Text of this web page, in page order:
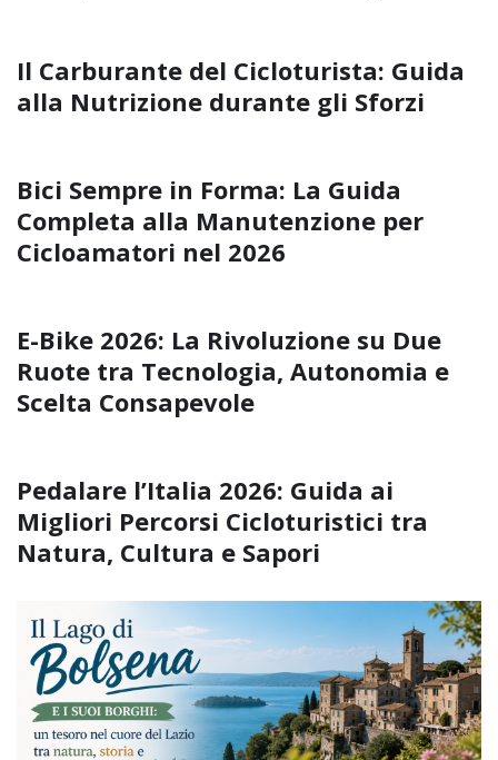
Il Carburante del Cicloturista: Guida
alla Nutrizione durante gli Sforzi
Bici Sempre in Forma: La Guida
Completa alla Manutenzione per
Cicloamatori nel 2026
E-Bike 2026: La Rivoluzione su Due
Ruote tra Tecnologia, Autonomia e
Scelta Consapevole
Pedalare l’Italia 2026: Guida ai
Migliori Percorsi Cicloturistici tra
Natura, Cultura e Sapori